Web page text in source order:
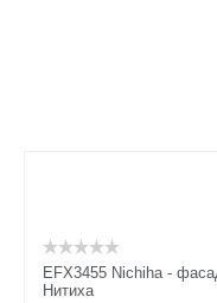
EFX3455 Nichiha -
Нитиха